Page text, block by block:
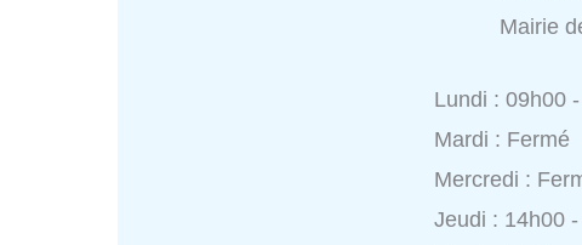
Mairie
Lundi : 09h00
Mardi : Fermé
Mercredi :
Jeudi : 14h00